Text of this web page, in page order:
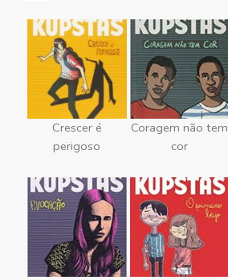
Crescer é
perigoso
Coragem não tem
cor